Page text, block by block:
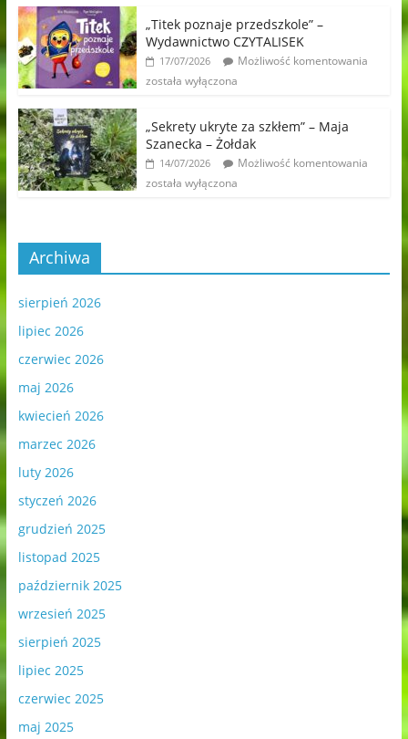
„Titek poznaje przedszkole” –
Wydawnictwo CZYTALISEK
17/07/2026
Możliwość komentowania
została wyłączona
„Sekrety ukryte za szkłem” – Maja
Szanecka – Żołdak
14/07/2026
Możliwość komentowania
została wyłączona
Archiwa
sierpień 2026
lipiec 2026
czerwiec 2026
maj 2026
kwiecień 2026
marzec 2026
luty 2026
styczeń 2026
grudzień 2025
listopad 2025
październik 2025
wrzesień 2025
sierpień 2025
lipiec 2025
czerwiec 2025
maj 2025